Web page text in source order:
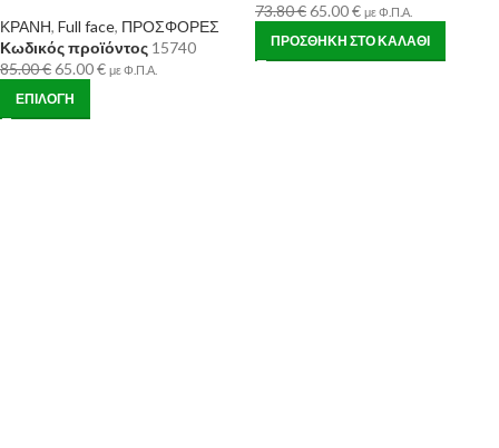
ΚΡΑΝΗ, Full face, ΠΡΟΣΦΟΡΕΣ
Κωδικός προϊόντος 15740
85.00€65.00€ με Φ.Π.Α.
ΕΠΙΛΟΓΉ
73.80€65.00€ με Φ.Π.Α.
ΠΡΟΣΘΉΚΗ ΣΤΟ ΚΑΛΆΘΙ